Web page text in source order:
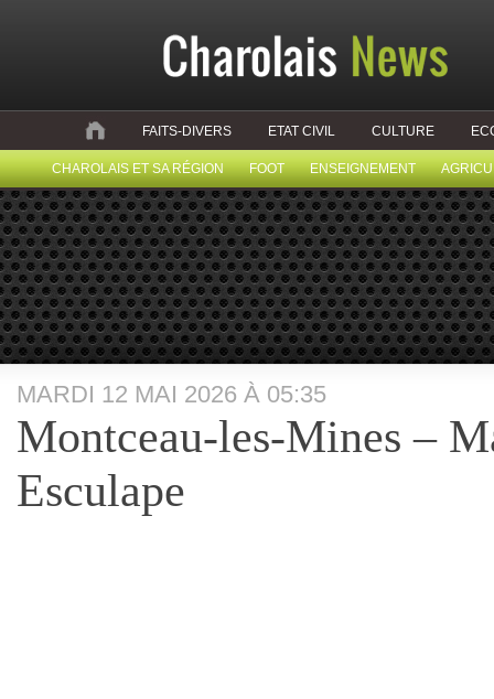
FAITS-DIVERS ETAT CIVIL CULTURE
CHAROLAIS ET SA RÉGION FOOT ENSEIGNEMENT
MARDI 12 MAI 2026 À 05:35
Montceau-les-Mines –
Esculape